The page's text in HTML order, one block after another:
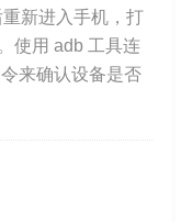
：
色状态说明目前
新进入手机，打
使用 adb 工具连
来确认设备是否